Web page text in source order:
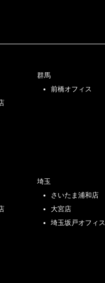
群馬
前橋オフィス
埼玉
さいたま浦和店
大宮店
埼玉坂戸オフィス